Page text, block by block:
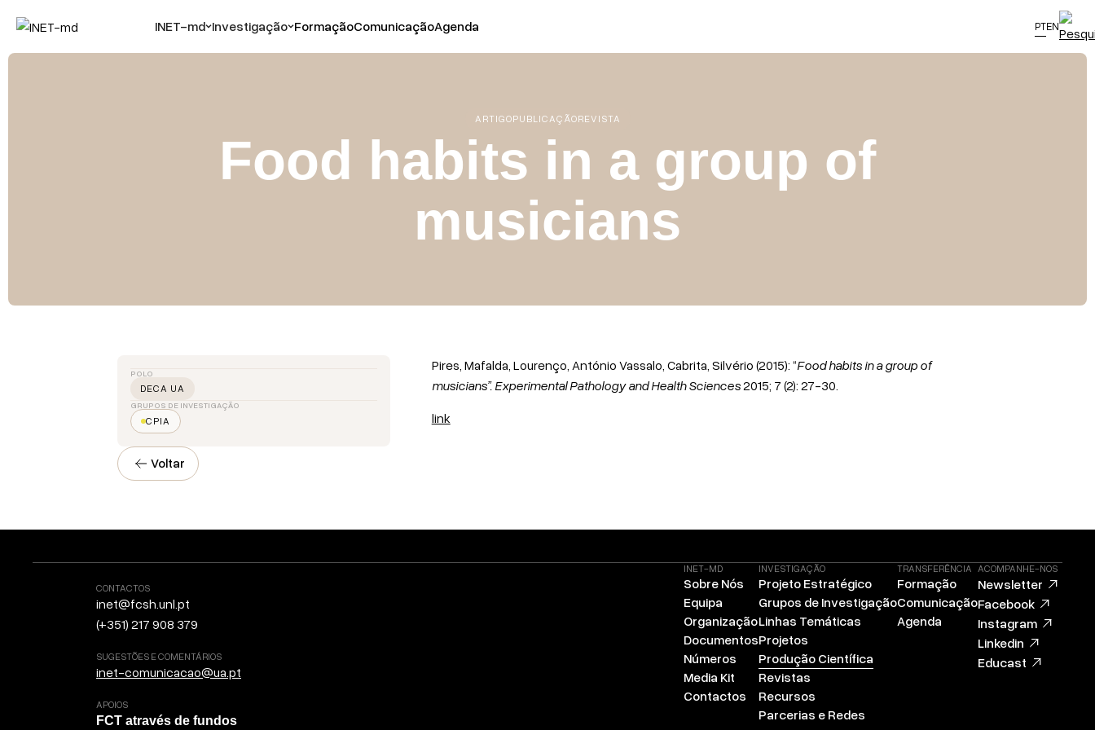
INET-md Investigação FormaçãoComunicaçãoAgenda PTEN
ARTIGOPUBLICAÇÃOREVISTA
Food habits in a group of
musicians
POLO
DECA UA
GRUPOS DE INVESTIGAÇÃO
CPIA
Pires, Mafalda, Lourenço, António Vassalo, Cabrita, Silvério (2015): “Food habits in a group of
musicians”. Experimental Pathology and Health Sciences 2015; 7 (2): 27-30.
link
Voltar
CONTACTOS
inet@fcsh.unl.pt
(+351) 217 908 379
SUGESTÕES E COMENTÁRIOS
inet-comunicacao@ua.pt
APOIOS
FCT através de fundos
INET-MD
Sobre Nós
Equipa
Organização
Documentos
Números
Media Kit
Contactos
INVESTIGAÇÃO
Projeto Estratégico
Grupos de Investigação
Linhas Temáticas
Projetos
Produção Científica
Revistas
Recursos
Parcerias e Redes
TRANSFERÊNCIA
Formação
Comunicação
Agenda
ACOMPANHE-NOS
Newsletter
Facebook
Instagram
Linkedin
Educast